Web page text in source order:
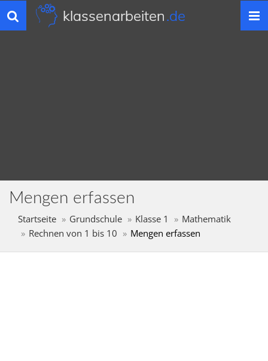
Toggle
navigation
klassenarbeiten.de
Mengen erfassen
Startseite Grundschule Klasse 1
Mathematik
Rechnen von 1 bis 10
Mengen erfassen